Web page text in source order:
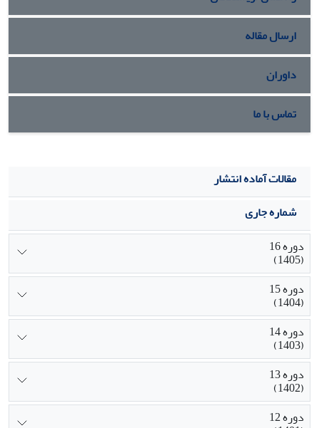
ارسال مقاله
داوران
تماس با ما
مقالات آماده انتشار
شماره جاری
دوره 16
(1405)
دوره 15
(1404)
دوره 14
(1403)
دوره 13
(1402)
دوره 12